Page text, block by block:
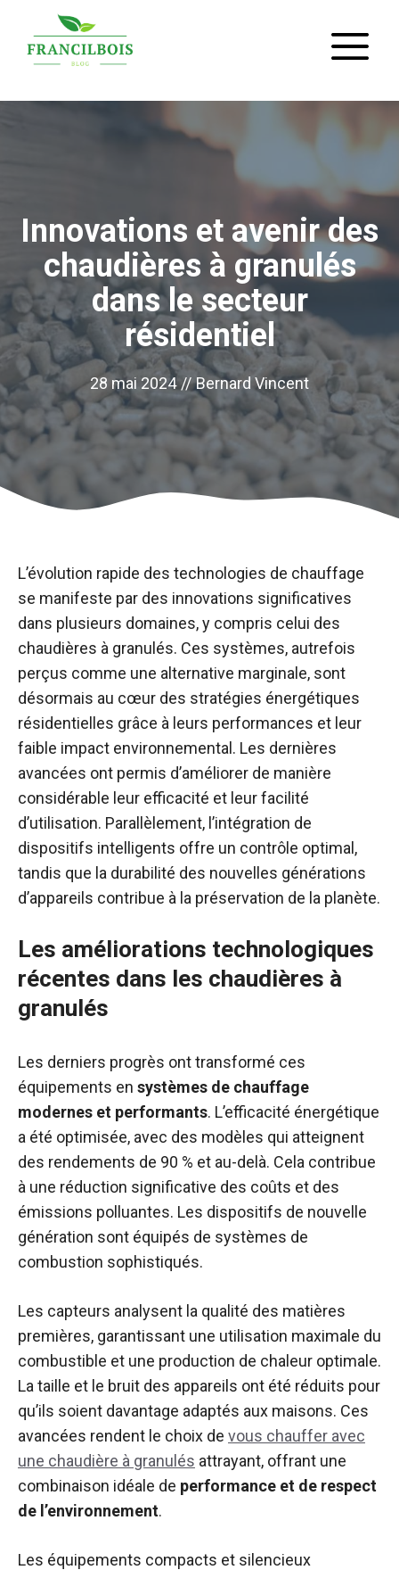
contenu
Innovations et avenir des
chaudières à granulés
dans le secteur
résidentiel
28 mai 2024 // Bernard Vincent
L’évolution rapide des technologies de chauffage
se manifeste par des innovations significatives
dans plusieurs domaines, y compris celui des
chaudières à granulés. Ces systèmes, autrefois
perçus comme une alternative marginale, sont
désormais au cœur des stratégies énergétiques
résidentielles grâce à leurs performances et leur
faible impact environnemental. Les dernières
avancées ont permis d’améliorer de manière
considérable leur efficacité et leur facilité
d’utilisation. Parallèlement, l’intégration de
dispositifs intelligents offre un contrôle optimal,
tandis que la durabilité des nouvelles générations
d’appareils contribue à la préservation de la planète.
Les améliorations technologiques
récentes dans les chaudières à
granulés
Les derniers progrès ont transformé ces
équipements en systèmes de chauffage
modernes et performants. L’efficacité énergétique
a été optimisée, avec des modèles qui atteignent
des rendements de 90 % et au-delà. Cela contribue
à une réduction significative des coûts et des
émissions polluantes. Les dispositifs de nouvelle
génération sont équipés de systèmes de
combustion sophistiqués.
Les capteurs analysent la qualité des matières
premières, garantissant une utilisation maximale du
combustible et une production de chaleur optimale.
La taille et le bruit des appareils ont été réduits pour
qu’ils soient davantage adaptés aux maisons. Ces
avancées rendent le choix de vous chauffer avec
une chaudière à granulés attrayant, offrant une
combinaison idéale de performance et de respect
de l’environnement.
Les équipements compacts et silencieux